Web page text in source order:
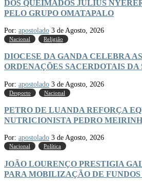
DOS QUEIMADOS JULIUS
PELO GRUPO OMATAPALO
Por: apostolado 3 de Agosto, 2026
Nacional Religião
DIOCESE DA GANDA CELEBRA
ORDENAÇÕES SACERDOTAIS
Por: apostolado 3 de Agosto, 2026
Desporto Nacional
PETRO DE LUANDA REFORÇA
NUTRICIONISTA PEDRO
Por: apostolado 3 de Agosto, 2026
Nacional Política
JOÃO LOURENÇO PRESTIGIA
PARA MOBILIZAÇÃO DE